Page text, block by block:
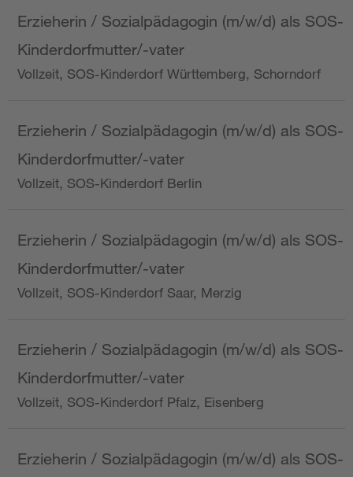
Erzieherin / Sozialpädagogin (m/w/d) als SOS-
Kinderdorfmutter/-vater
Vollzeit, SOS-Kinderdorf Württemberg, Schorndorf
Erzieherin / Sozialpädagogin (m/w/d) als SOS-
Kinderdorfmutter/-vater
Vollzeit, SOS-Kinderdorf Berlin
Erzieherin / Sozialpädagogin (m/w/d) als SOS-
Kinderdorfmutter/-vater
Vollzeit, SOS-Kinderdorf Saar, Merzig
Erzieherin / Sozialpädagogin (m/w/d) als SOS-
Kinderdorfmutter/-vater
Vollzeit, SOS-Kinderdorf Pfalz, Eisenberg
Erzieherin / Sozialpädagogin (m/w/d) als SOS-